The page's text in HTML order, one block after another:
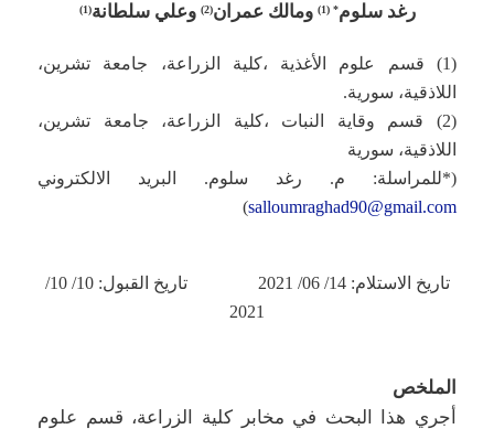
رغد سلوم* (1) ومالك عمران(2) وعلي سلطانة(1)
(1) قسم علوم الأغذية ،كلية الزراعة، جامعة تشرين،
اللاذقية، سورية.
(2) قسم وقاية النبات ،كلية الزراعة، جامعة تشرين،
اللاذقية، سورية
(*للمراسلة: م. رغد سلوم. البريد الالكتروني
salloumraghad90@gmail.com
)
تاريخ الاستلام: 14/ 06/ 2021 تاريخ القبول: 10/ 10/
2021
الملخص
أجري هذا البحث في مخابر كلية الزراعة، قسم علوم